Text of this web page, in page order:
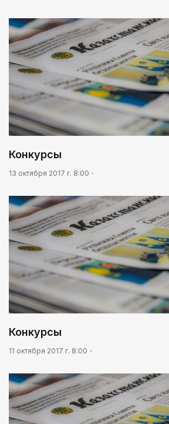
Нужен ли бумажный документ?
Конкурсы
13 октября 2017 г. 8:00
Конкурсы
11 октября 2017 г. 8:00